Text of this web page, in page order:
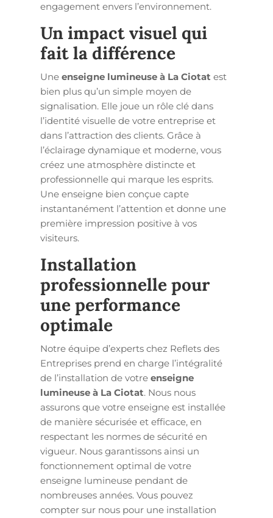
engagement envers l’environnement.
Un impact visuel qui
fait la différence
Uneenseigne lumineuse à La Ciotat est
bien plus qu’un simple moyen de
signalisation. Elle joue un rôle clé dans
l’identité visuelle de votre entreprise et
dans l’attraction des clients. Grâce à
l’éclairage dynamique et moderne, vous
créez une atmosphère distincte et
professionnelle qui marque les esprits.
Une enseigne bien conçue capte
instantanément l’attention et donne une
première impression positive à vos
visiteurs.
Installation
professionnelle pour
une performance
optimale
Notre équipe d’experts chez Reflets des
Entreprises prend en charge l’intégralité
de l’installation de votreenseigne
lumineuse à La Ciotat. Nous nous
assurons que votre enseigne est installée
de manière sécurisée et efficace, en
respectant les normes de sécurité en
vigueur. Nous garantissons ainsi un
fonctionnement optimal de votre
enseigne lumineuse pendant de
nombreuses années. Vous pouvez
compter sur nous pour une installation